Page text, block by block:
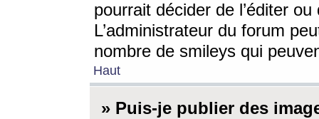
pourrait décider de l’éditer
L’administrateur du forum
nombre de smileys qui
Haut
» Puis-je publier des